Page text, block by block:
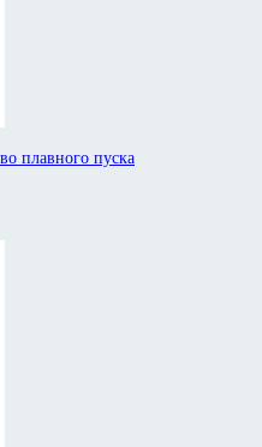
плавного пуска